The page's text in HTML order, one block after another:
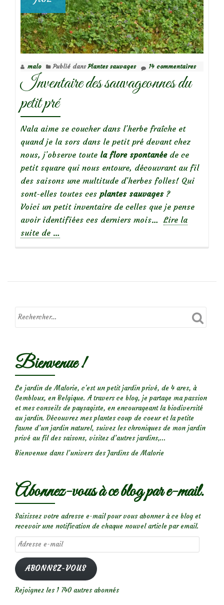
malo Publié dansPlantes sauvages 14 commentaires
Inventaire des sauvageonnes du
petit pré
Nala aime se coucher dans l’herbe fraîche et
quand je la sors dans le petit pré devant chez
nous, j’observe toute la flore spontanéede ce
petit square qui nous entoure, découvrant au fil
des saisons une multitude d’herbes folles! Qui
sont-elles toutes ces plantes sauvages ?
Voici un petit inventaire de celles que je pense
avoir identifiées ces derniers mois… Lire la
suite de
sauvageonnes
petit
…
Bienvenue !
Le jardin de Malorie, c'est un petit jardin privé, de 4 ares, à
Gembloux, en Belgique. A travers ce blog, je partage ma passion
et mes conseils de paysagiste, en encourageant la biodiversité
au jardin. Découvrez mes plantes coup de coeur et la petite
faune d’un jardin naturel, suivez les chroniques de mon jardin
privé au fil des saisons, visitez d’autres jardins,...
Bienvenue dans l’univers des Jardins de Malorie
Abonnez-vous à ce blog par e-mail.
Saisissez votre adresse e-mail pour vous abonner à ce blog et
recevoir une notification de chaque nouvel article par email.
Adresse
e-
mail
ABONNEZ-VOUS
Rejoignez les 1 740 autres abonnés